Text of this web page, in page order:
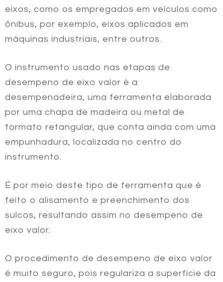
eixos, como os empregados em veículos como
ônibus, por exemplo, eixos aplicados em
máquinas industriais, entre outros.
O instrumento usado nas etapas de
desempeno de eixo valor é a
desempenadeira, uma ferramenta elaborada
por uma chapa de madeira ou metal de
formato retangular, que conta ainda com uma
empunhadura, localizada no centro do
instrumento.
É por meio deste tipo de ferramenta que é
feito o alisamento e preenchimento dos
sulcos, resultando assim no desempeno de
eixo valor.
O procedimento de desempeno de eixo valor
é muito seguro, pois regulariza a superfície da